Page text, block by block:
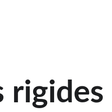
rigides